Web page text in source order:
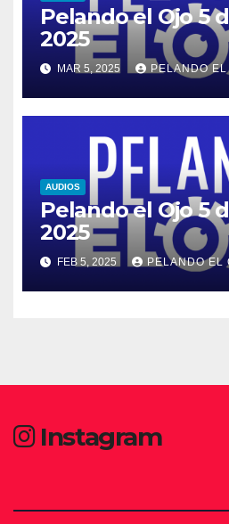
Pelando el Ojo 5
2025
MAR 5, 2025 PELANDO
AUDIOS
Pelando el Ojo 5
2025
FEB 5, 2025 PELANDO EL
Instagram